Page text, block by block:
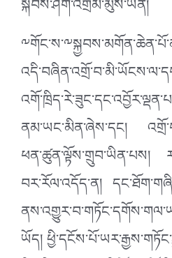
སྐབས་ཤིག་འགྲིམ་མུས་ཡིན།
ནམ་ཡང་མིན་ཞེས་དང།
ཕན་ཚུན་ལྟོས་གྲུབ་ཡིན་པས།
བར་རོལ་འདོད་ན།
ཡོད།